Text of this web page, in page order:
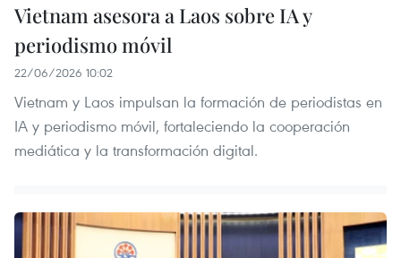
Vietnam asesora a Laos sobre IA y
periodismo móvil
22/06/2026 10:02
Vietnam y Laos impulsan la formación de periodistas en
IA y periodismo móvil, fortaleciendo la cooperación
mediática y la transformación digital.